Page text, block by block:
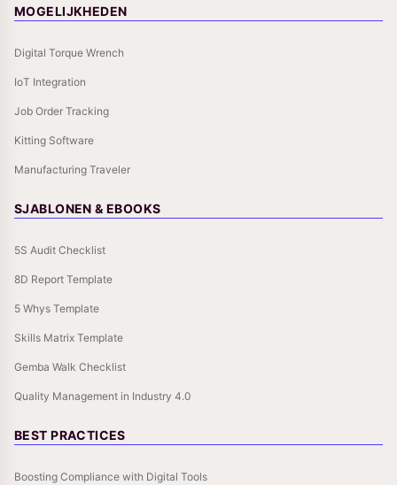
MOGELIJKHEDEN
Digital Torque Wrench
IoT Integration
Job Order Tracking
Kitting Software
Manufacturing Traveler
SJABLONEN & EBOOKS
5S Audit Checklist
8D Report Template
5 Whys Template
Skills Matrix Template
Gemba Walk Checklist
Quality Management in Industry 4.0
BEST PRACTICES
Boosting Compliance with Digital Tools